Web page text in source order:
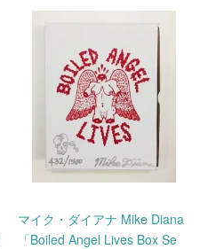
マイク・ダイアナ Mike Diana
「Boiled Angel Lives Box Se